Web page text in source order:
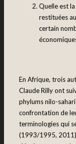
Quelle est
restituées
certain
En Afrique, trois
Claude Rilly ont
phylums nilo-
confrontation de
terminologies qui
(1993/1995, 2011)